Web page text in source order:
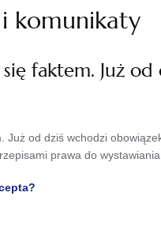
komunikaty
się faktem. Już
Już od dziś wchodzi
prawa do